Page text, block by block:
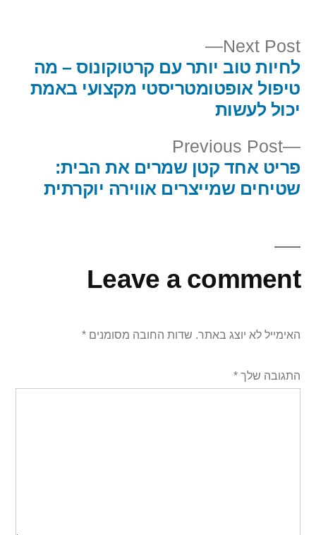
ניווט
Previous Post
post:
פריט אחד קטן שמרים את הבית:
שטיחים שמייצרים אווירה יוקרתית
Next Post
Next
post:
לחיות טוב יותר עם קרטוקונוס – מה
טיפול אופטומטריסטי מקצועי באמת
יכול לעשות
Leave a comment
האימייל לא יוצג באתר. שדות החובה מסומנים *
התגובה שלך *